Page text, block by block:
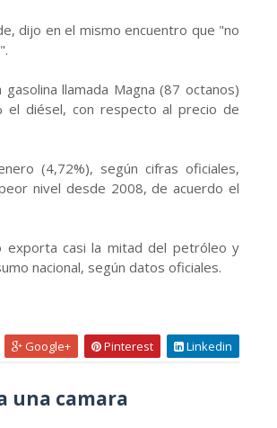
dijo en el mismo encuentro que "no
llamada Magna (87 octanos)
el diésel, con respecto al precio de
(4,72%), según cifras oficiales,
nivel desde 2008, de acuerdo el
exporta casi la mitad del petróleo y
nacional, según datos oficiales.
Google+ Pinterest Linkedin
una camara